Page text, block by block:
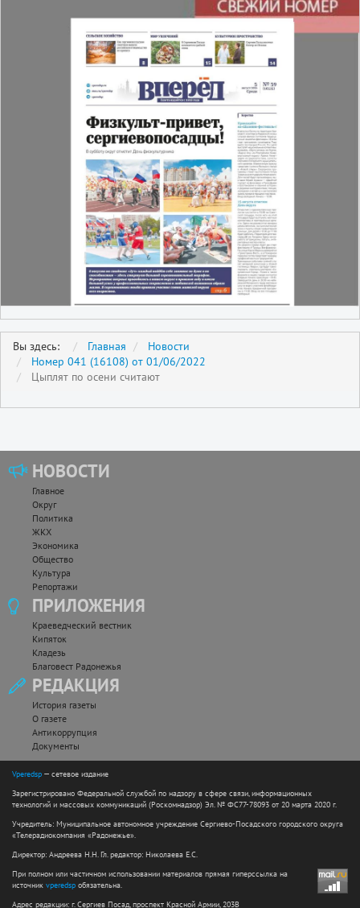
Вы здесь: Главная
Новости
Номер 041 (16108) от 01/06/2022
Цыплят по осени считают
НОВОСТИ
Главное
Округ
Политика
ЖКХ
Экономика
Общество
Культура
Репортажи
ПРИЛОЖЕНИЯ
Краеведческий вестник
Кипяток
Кладезь
Благовест Радонежья
РЕДАКЦИЯ
История газеты
О газете
Антикоррупция
Документы
Vperedsp — сетевое издание
Зарегистрировано Федеральной службой по надзору в сфере связи, информационных
технологий и массовых коммуникаций (Роскомнадзор) Эл. № ФС77-78093 от 20 марта 2020 г.
Учредитель: Муниципальное автономное учреждение Сергиево-Посадского городского округа
«Телерадиокомпания «Радонежье».
Директор: Андреева Н.Н. Гл. редактор: Николаева Е.С.
При полном или частичном использовании материалов прямая гиперссылка на
источник vperedsp обязательна.
Адрес редакции: г. Сергиев Посад, проспект Красной Армии, 203В